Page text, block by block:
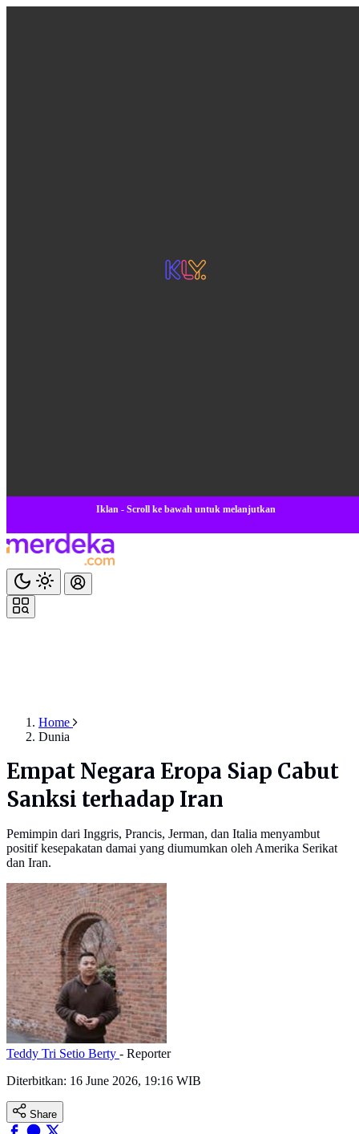
Iklan - Scroll ke bawah untuk melanjutkan
Home
Dunia
Empat Negara Eropa Siap Cabut
Sanksi terhadap Iran
Pemimpin dari Inggris, Prancis, Jerman, dan Italia menyambut
positif kesepakatan damai yang diumumkan oleh Amerika Serikat
dan Iran.
Teddy Tri Setio Berty - Reporter
Diterbitkan: 16 June 2026, 19:16 WIB
Share